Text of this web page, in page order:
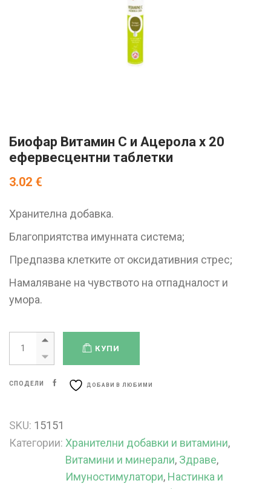
Биофар Витамин C и Ацерола х 20
ефервесцентни таблетки
3.02 €
Хранителна добавка.
Благоприятства имунната система;
Предпазва клетките от оксидативния стрес;
Намаляване на чувството на отпадналост и
умора.
КУПИ
СПОДЕЛИ ДОБАВИ В ЛЮБИМИ
SKU: 15151
Категории: Хранителни добавки и витамини,
Витамини и минерали, Здраве,
Имуностимулатори, Настинка и